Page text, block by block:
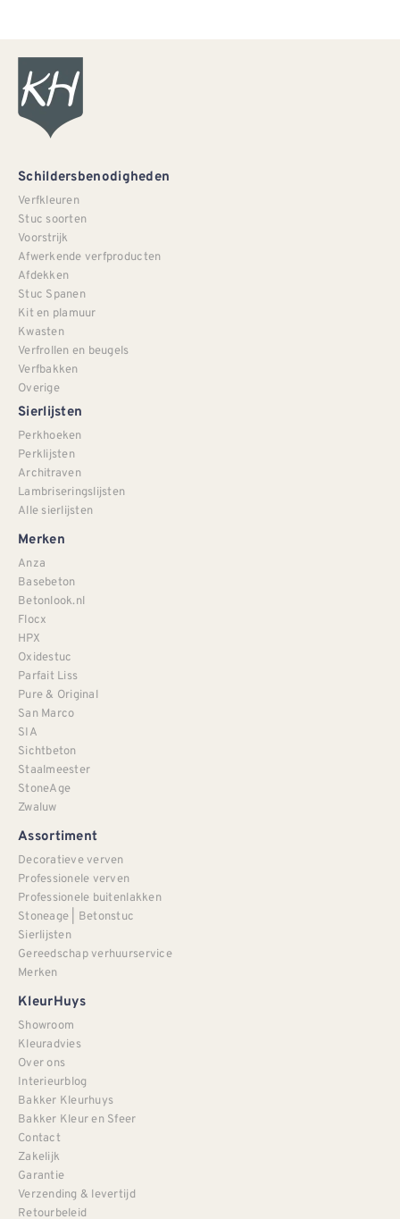
Schildersbenodigheden
Verfkleuren
Stuc soorten
Voorstrijk
Afwerkende verfproducten
Afdekken
Stuc Spanen
Kit en plamuur
Kwasten
Verfrollen en beugels
Verfbakken
Overige
Sierlijsten
Perkhoeken
Perklijsten
Architraven
Lambriseringslijsten
Alle sierlijsten
Merken
Anza
Basebeton
Betonlook.nl
Flocx
HPX
Oxidestuc
Parfait Liss
Pure & Original
San Marco
SIA
Sichtbeton
Staalmeester
StoneAge
Zwaluw
Assortiment
Decoratieve verven
Professionele verven
Professionele buitenlakken
Stoneage | Betonstuc
Sierlijsten
Gereedschap verhuurservice
Merken
KleurHuys
Showroom
Kleuradvies
Over ons
Interieurblog
Bakker Kleurhuys
Bakker Kleur en Sfeer
Contact
Zakelijk
Garantie
Verzending & levertijd
Retourbeleid